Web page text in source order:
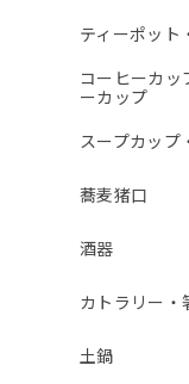
ティーポット
コーヒーカッ
ーカップ
スープカップ
蕎麦猪口
酒器
カトラリー・
土鍋